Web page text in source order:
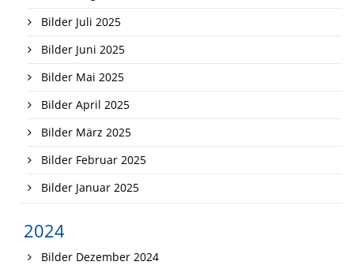
Bilder Juli 2025
Bilder Juni 2025
Bilder Mai 2025
Bilder April 2025
Bilder März 2025
Bilder Februar 2025
Bilder Januar 2025
2024
Bilder Dezember 2024